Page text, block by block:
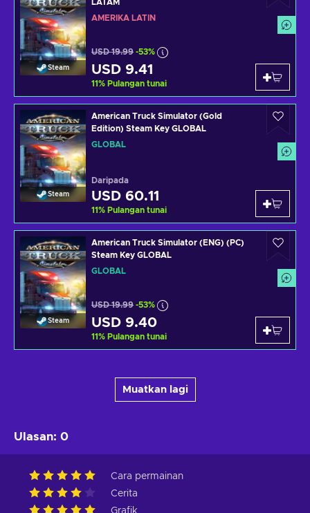
Steam
LATAM
AMERIKA LATIN
USD 19.99 -53%
USD 9.41
11% Pulangan tunai
Steam
American Truck Simulator (Gold
Edition) Steam Key GLOBAL
GLOBAL
Daripada
USD 60.11
11% Pulangan tunai
Steam
American Truck Simulator (ENG) (PC)
Steam Key GLOBAL
GLOBAL
USD 19.99 -53%
USD 9.40
11% Pulangan tunai
Muatkan lagi
Ulasan: 0
Cara permainan
Cerita
Grafik